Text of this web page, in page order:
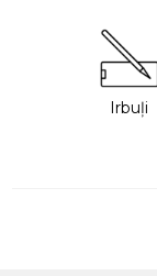
Irbuļi